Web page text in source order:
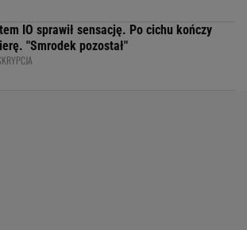
IO sprawił sensację. Po cichu kończy
"Smrodek pozostał"